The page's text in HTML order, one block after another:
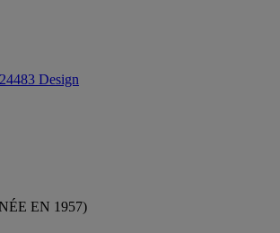
Design
EN 1957)